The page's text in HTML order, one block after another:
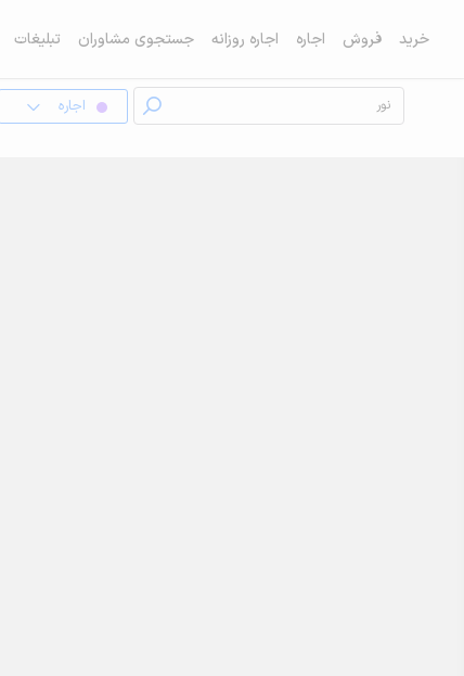
خرید فروش اجاره اجاره روزانه جستجوی مشاوران تبلیغات
اجاره